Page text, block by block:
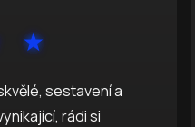
sestavení a
rádi si